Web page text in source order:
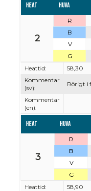
Heat Huva
2
R
B
V
G
Heattid:
58,30
Kommentar
(sv):
Rörigt i
Kommentar
(en):
Heat Huva
3
R
B
V
G
Heattid:
58,90